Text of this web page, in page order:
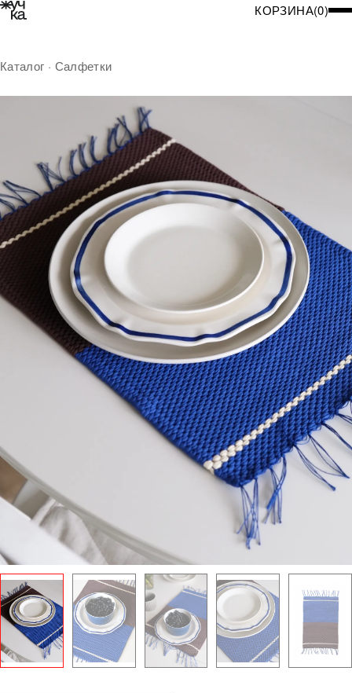
КОРЗИНА(0)
Каталог · Салфетки